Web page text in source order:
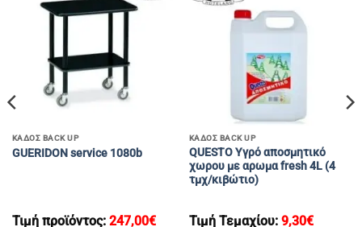
ΚΑΔΟΣ BACK UP
GUERIDON service 1080b
Τιμή προϊόντος: 247,00€
ΚΑΔΟΣ BACK UP
QUESTO Υγρό αποσμητικό
χωρου με αρωμα fresh 4L (4
τμχ/κιβώτιο)
Τιμή Τεμαχίου: 9,30€